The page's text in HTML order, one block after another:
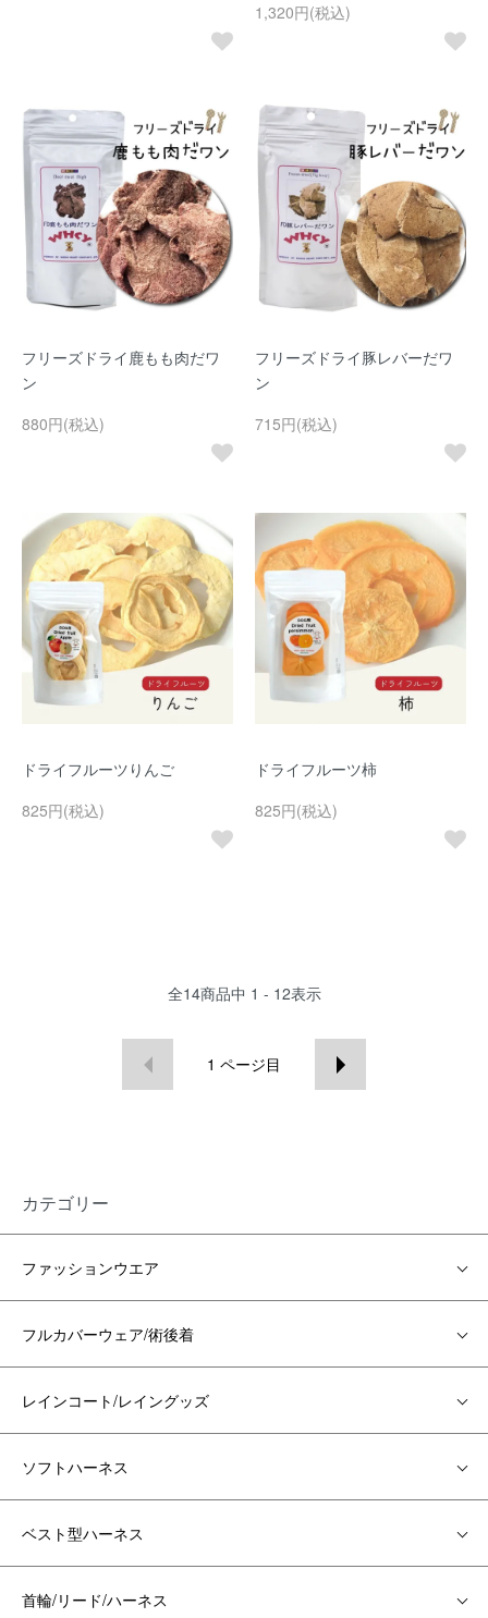
1,320円(税込)
フリーズドライ鹿もも肉だワ
ン
880円(税込)
フリーズドライ豚レバーだワ
ン
715円(税込)
ドライフルーツりんご
825円(税込)
ドライフルーツ柿
825円(税込)
全14商品中 1 - 12表示
1 ページ目
カテゴリー
ファッションウエア
フルカバーウェア/術後着
レインコート/レイングッズ
ソフトハーネス
ベスト型ハーネス
首輪/リード/ハーネス